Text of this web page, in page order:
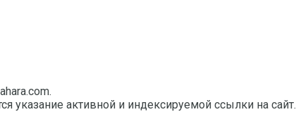
указание активной и индексируемой ссылки на сайт.